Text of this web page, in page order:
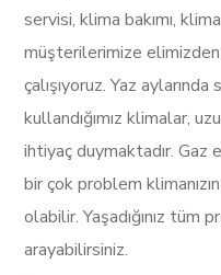
servisi, klima bakımı,
müşterilerimize
çalışıyoruz. Yaz
kullandığımız klimalar,
ihtiyaç duymaktadır.
bir çok problem
olabilir. Yaşadığınız tüm
arayabilirsiniz.